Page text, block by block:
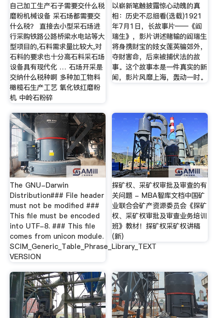
自己加工生产石子需要交什么税
磨粉机械设备 采石场都需要交
什么税？ 直接去小型采石场进
行采购铁路公路桥梁水电站等大
型项目的,石料需求量比较大,对
石料的要求也十分高石料采石场
设备具有现代化 … 石场开采是
交纳什么税种啊 多种加工物料
橄榄石生产工艺 氧化铁红磨粉
机 中岭石粉碎
以崭新笔触披露惊心动魄的真
相：历史不忍细看(选载)1921
年7月1日，长故事片——《阎
瑞生》，影片讲述赌输的阎瑞生
将身携财宝的妓女莲英骗郊外，
夺财害命，后来被捕伏法的故
事。这个故事本是一件真实的新
闻，影片风靡上海，轰动一时。
The GNU-Darwin
Distribution### File header
must not be modified ###
This file must be encoded
into UTF-8. ### This file
comes from unicon module.
SCIM_Generic_Table_Phrase_Library_TEXT
VERSION
探矿权、采矿权审批及审查的有
关问题 - MBA智库文档中国矿
业联合会矿产资源委员会《探矿
权、采矿权审批及审查业务培训
班》教材！探矿权采矿权讲稿
(新)